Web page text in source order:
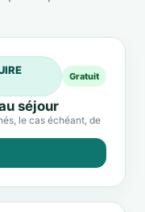
Gratuit
séjour
le cas échéant, de